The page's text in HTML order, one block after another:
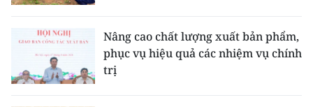
Nâng cao chất lượng xuất bản phẩm,
phục vụ hiệu quả các nhiệm vụ chính
trị